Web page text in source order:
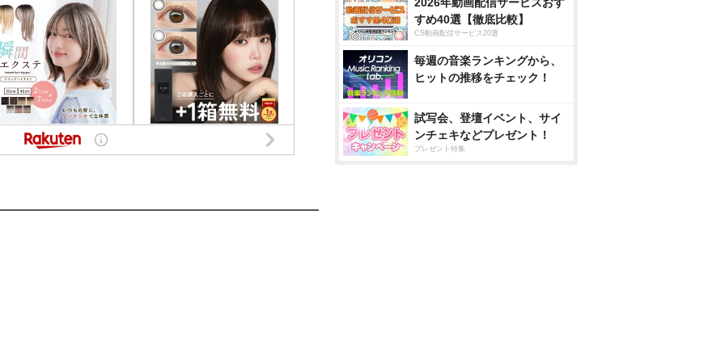
すめ40選【徹底比較】
CS動画配信サービス20選
毎週の音楽ランキングから、
ヒットの推移をチェック！
試写会、登壇イベント、サイ
ンチェキなどプレゼント！
プレゼント特集